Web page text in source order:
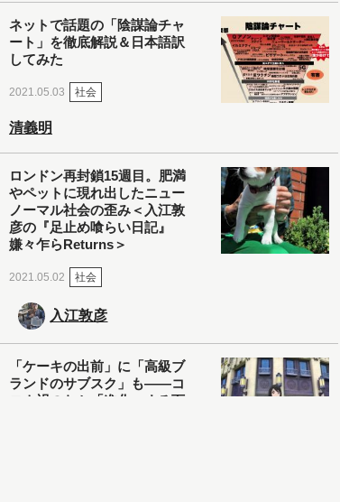
ネットで話題の「陰謀論チャ
ート」を徹底解説＆日本語訳
してみた
2021.05.03 社会
清義明
ロンドン再封鎖15週目。肥満
やペットに現れ出したニュー
ノーマル社会の歪み＜入江敦
彦の『足止め喰らい日記』
嫌々乍らReturns＞
2021.05.02 社会
入江敦彦
「ケーキの出前」に「高級ブ
ランドのサブスク」も――コ
ロナ禍のなか「進化」する百